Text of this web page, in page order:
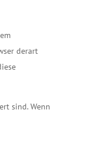
derart
sind. Wenn